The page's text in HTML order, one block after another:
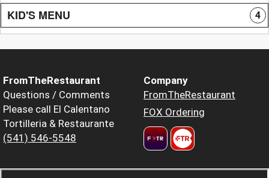
KID'S MENU 4
FromTheRestaurant
Questions / Comments
Please call El Calentano
Tortilleria & Restaurante
(541) 546-5548
Company
FromTheRestaurant
FOX Ordering